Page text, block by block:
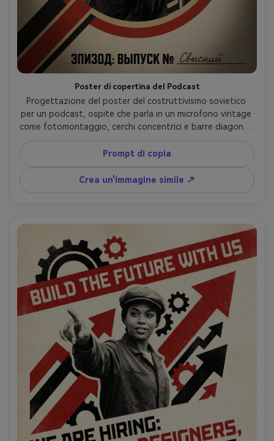
Poster di copertina del Podcast
Progettazione del poster del costruttivismo sovietico
per un podcast, ospite che parla in un microfono vintage
come fotomontaggio, cerchi concentrici e barre diagonali,
tavolozza rosso nero beige, tipografia condensata
audace con spazio per il titolo dell'episodio,
ombreggiatura a mezzo tono, texture di carta gritty,
layout editoriale punchy, morbida illuminazione
cinematografica- -ar 4:5
Prompt di copia
Crea un'immagine simile ↗